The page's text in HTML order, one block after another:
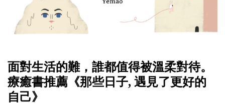
面對生活的難，誰都值得被溫柔對待。
療癒書推薦《那些日子, 遇見了更好的
自己》